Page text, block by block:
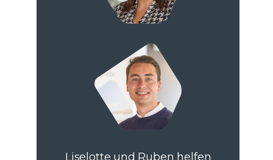
Liselotte und Ruben helfen